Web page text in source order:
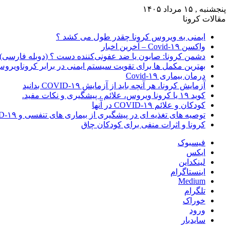
پنجشنبه , ۱۵ مرداد ۱۴۰۵
مقالات کرونا
ایمنی به ویروس کرونا چقدر طول می کشد ؟
واکسن Covid-۱۹ – آخرین اخبار
دشمن کرونا: صابون یا ضد عفونی‌کننده دست ؟ (دوبله فارسی)
بهترین مکمل ها برای تقویت سیستم ایمنی در برابر
درمان بیماری Covid-۱۹
آزمایش کرونا، هر آنچه باید از آزمایش COVID-۱۹ بدانید
کوید ۱۹ یا کرونا ویروس، علائم ، پیشگیری و نکات مفید.
کودکان و علائم COVID-۱۹ در آنها
توصیه های تغذیه ای در پیشگیری از بیماری های تنفسی و COVID-۱۹
کرونا و اثرات منفی برای کودکان چاق
فیسبوک
ایکس
لینکداین
اینستاگرام
Medium
تلگرام
خوراک
ورود
سایدبار